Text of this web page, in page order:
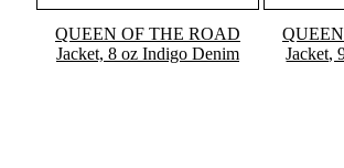
QUEEN OF THE ROAD
Jacket, 8 oz Indigo Denim
Jacket,